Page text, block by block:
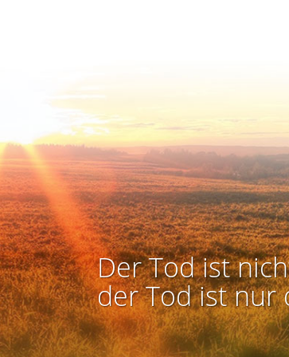
Der Tod ist
der Tod ist nur